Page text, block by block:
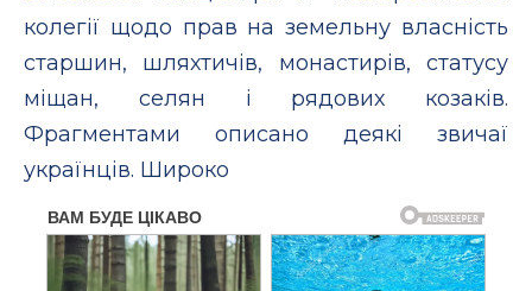
колегії щодо прав на земельну власність
старшин, шляхтичів, монастирів, статусу
міщан, селян і рядових козаків.
Фрагментами описано деякі звичаї
українців. Широко